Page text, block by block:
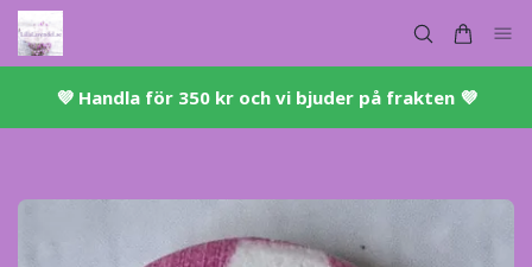
💜 ​Handla för 350 kr och vi bjuder på frakten 💜​